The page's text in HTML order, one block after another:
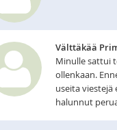
Välttäkää
Minulle sattui
ollenkaan.
useita viestejä
halunnut